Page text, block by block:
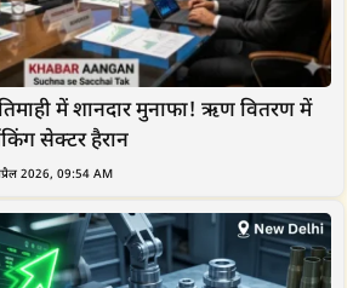
में शानदार मुनाफा! ऋण वितरण में
सेक्टर हैरान
2026, 09:54 AM